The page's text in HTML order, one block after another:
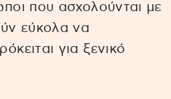
που ασχολούνται με
εύκολα να
για ξενικό